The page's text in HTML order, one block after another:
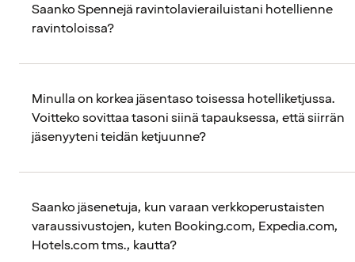
Saanko Spennejä ravintolavierailuistani hotellienne
ravintoloissa?
Minulla on korkea jäsentaso toisessa hotelliketjussa.
Voitteko sovittaa tasoni siinä tapauksessa, että siirrän
jäsenyyteni teidän ketjuunne?
Saanko jäsenetuja, kun varaan verkkoperustaisten
varaussivustojen, kuten Booking.com, Expedia.com,
Hotels.com tms., kautta?